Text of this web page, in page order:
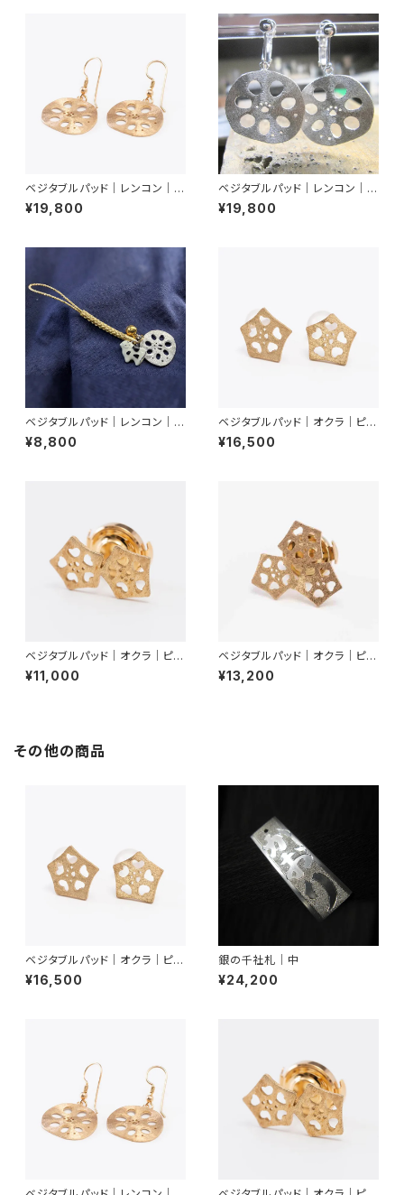
ベジタブルパッド｜レンコン｜ピ
アス
¥19,800
ベジタブルパッド｜レンコン｜イ
ヤリング
¥19,800
ベジタブルパッド｜レンコン｜キ
ーホルダー
¥8,800
ベジタブルパッド｜オクラ｜ピア
ス
¥16,500
ベジタブルパッド｜オクラ｜ピン
ブローチ（２輪）
¥11,000
ベジタブルパッド｜オクラ｜ピン
ブローチ（３輪）
¥13,200
その他の商品
ベジタブルパッド｜オクラ｜ピア
ス
¥16,500
銀の千社札｜中
¥24,200